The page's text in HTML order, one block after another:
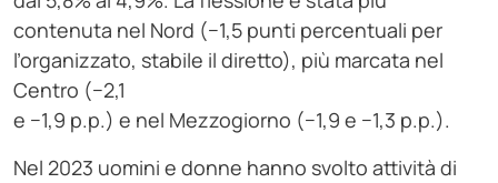
contenuta nel Nord (−1,5 punti percentuali per
l’organizzato, stabile il diretto), più marcata nel
Centro (−2,1
e −1,9 p.p.) e nel Mezzogiorno (−1,9 e −1,3 p.p.).
Nel 2023 uomini e donne hanno svolto attività di